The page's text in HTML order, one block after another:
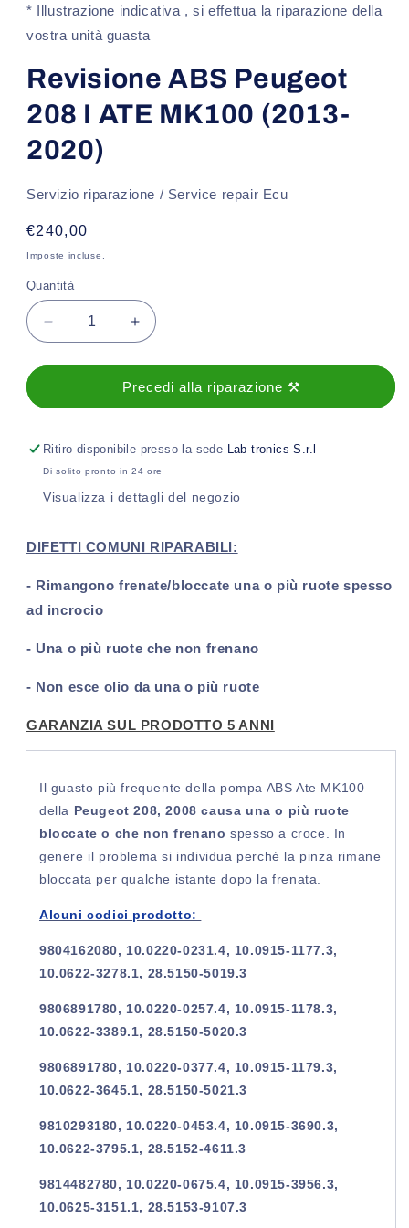
1
finestra
* Illustrazione indicativa , si effettua la riparazione della
vostra unità guasta
Revisione ABS Peugeot
208 I ATE MK100 (2013-
2020)
Servizio riparazione / Service repair Ecu
Prezzo
di
€240,00
Imposte incluse.
Quantità
Diminuisci
quantità
per
ABS
208
I
MK100
2020)
Aumenta
quantità
per
Revisione
ABS
208
I
MK100
2020)
Precedi alla riparazione ⚒️
Ritiro disponibile presso la sede Lab-tronics S.r.l
Di solito pronto in 24 ore
Visualizza i dettagli del negozio
DIFETTI COMUNI RIPARABILI:
- Rimangono frenate/bloccate una o più ruote spesso
ad incrocio
- Una o più ruote che non frenano
- Non esce olio da una o più ruote
GARANZIA SUL PRODOTTO 5 ANNI
Il guasto più frequente della pompa ABS Ate MK100
della Peugeot 208, 2008 causa una o più ruote
bloccate o che non frenano spesso a croce. In
genere il problema si individua perché la pinza rimane
bloccata per qualche istante dopo la frenata.
Alcuni codici prodotto:
9804162080, 10.0220-0231.4, 10.0915-1177.3,
10.0622-3278.1, 28.5150-5019.3
9806891780, 10.0220-0257.4, 10.0915-1178.3,
10.0622-3389.1, 28.5150-5020.3
9806891780, 10.0220-0377.4, 10.0915-1179.3,
10.0622-3645.1, 28.5150-5021.3
9810293180, 10.0220-0453.4, 10.0915-3690.3,
10.0622-3795.1, 28.5152-4611.3
9814482780, 10.0220-0675.4, 10.0915-3956.3,
10.0625-3151.1, 28.5153-9107.3